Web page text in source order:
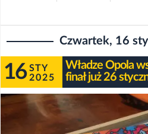
Czwartek, 16
16 STY
2025
Władze Opola
finał już 26